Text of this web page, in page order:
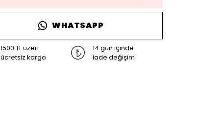
WHATSAPP
1500 TL üzeri
ücretsiz kargo
14 gün içinde
iade değişim